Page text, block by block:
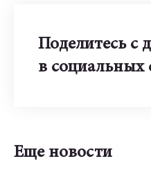
Поделитесь с
в социальных
Еще новости